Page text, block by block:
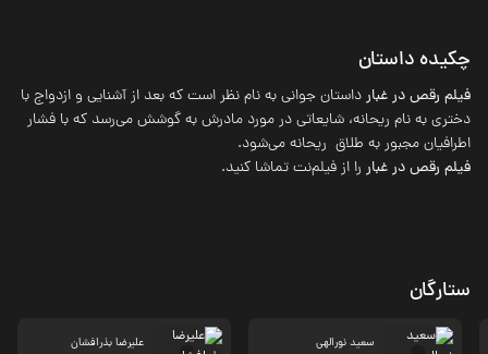
چکیده داستان
فیلم رقص در غبارداستان جوانی به نام نظر است که بعد از آشنایی و ازدواج با
دختری به نام ریحانه، شایعاتی در مورد مادرش به گوشش می‌رسد که با فشار
اطرافیان مجبور به طلاق ریحانه می‌شود.
فیلم رقص در غبار را از فیلم‌نت تماشا کنید.
ستارگان
سعید نورالهی علیرضا بذرافشان